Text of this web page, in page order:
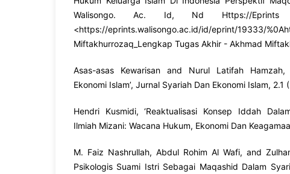
Walisongo. Ac. Id, Nd Https://
<https://eprints.walisongo.ac.id/id/eprint/19333/
Miftakhurrozaq_Lengkap Tugas Akhir - Akhmad
Asas-asas Kewarisan and Nurul Latifah Hamzah,
Ekonomi Islam’, Jurnal Syariah Dan Ekonomi Islam, 2.1
Hendri Kusmidi, ‘Reaktualisasi Konsep Iddah
Ilmiah Mizani: Wacana Hukum, Ekonomi Dan
M. Faiz Nashrullah, Abdul Rohim Al Wafi, and
Psikologis Suami Istri Sebagai Maqashid Dalam